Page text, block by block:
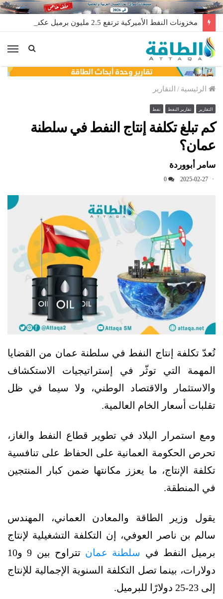
الرئيسية / التقارير
التقارير تقارير النفط نفط
كم تبلغ تكلفة إنتاج النفط في سلطنة
عمان؟
سامر أبووردة
2025-02-27
0
تُعدّ تكلفة إنتاج النفط في سلطنة عمان من القضايا
المهمة التي توثّر في إستراتيجيات الاستكشاف
والاستثمار والاقتصاد الوطني، ولا سيما في ظل
تقلبات أسعار الخام العالمية.
ومع استمرار البلاد في تطوير قطاع النفط والغاز،
تحرص الحكومة العمانية على الحفاظ على تنافسية
تكلفة الإنتاج، ما يعزز مكانتها ضمن كبار المنتجين
في المنطقة.
يقول وزير الطاقة والمعادن العماني، المهندس
سالم بن ناصر العوفي، إن التكلفة التشغيلية لإنتاج
برميل النفط في سلطنة عمان
تتراوح بين 9 و10
دولارات، بينما تصل التكلفة السنوية الإجمالية للإنتاج
إلى 23-25 دولارًا للبرميل.